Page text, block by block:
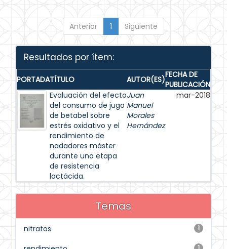
Anterior 1 Siguiente
Resultados por ítem:
PORTADATÍTULO AUTOR(ES)FECHA DE
PUBLICACIÓN
Evaluación del efecto
del consumo de jugo
de betabel sobre
estrés oxidativo y el
rendimiento de
nadadores máster
durante una etapa
de resistencia
lactácida.
Juan
Manuel
Morales
Hernández
mar-2018
Temas
1
nitratos